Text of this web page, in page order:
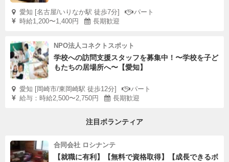
愛知 [名古屋/いりなか駅 徒歩7分]
パート
時給1,200〜1,400円
長期歓迎
NPO法人コネクトスポット
学校への訪問支援スタッフを募集中！〜学校を子ど
もたちの居場所へ〜【愛知】
愛知 [岡崎市/東岡崎駅 徒歩12分]
パート
給与：時給2,500〜2,750円
長期歓迎
注目ボランティア
合同会社 ロシナンテ
【就職に有利】【無料で資格取得】【成長できるボ